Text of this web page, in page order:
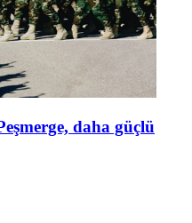
daha güçlü